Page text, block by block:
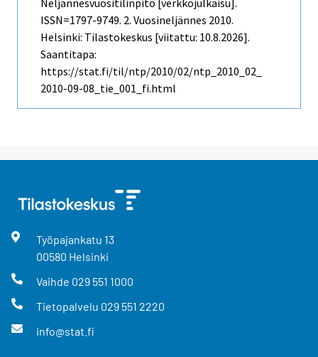
ISSN=1797-9749. 2. Vuosineljännes 2010.
Helsinki: Tilastokeskus [viitattu: 10.8.2026].
Saantitapa:
https://stat.fi/til/ntp/2010/02/ntp_2010_02_
2010-09-08_tie_001_fi.html
Työpajankatu 13
00580 Helsinki
Vaihde 029 551 1000
Tietopalvelu 029 551 2220
info@stat.fi